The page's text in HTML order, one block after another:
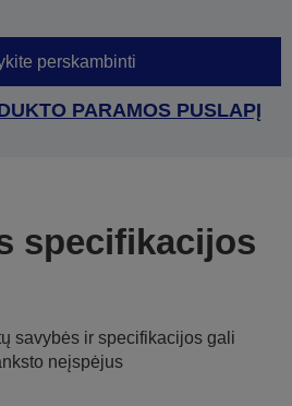
perskambinti
PARAMOS PUSLAPĮ
specifikacijos
savybės ir specifikacijos gali
neįspėjus